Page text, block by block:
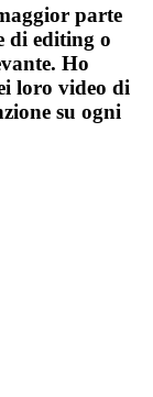
parte
di editing o
Ho
loro video di
su ogni